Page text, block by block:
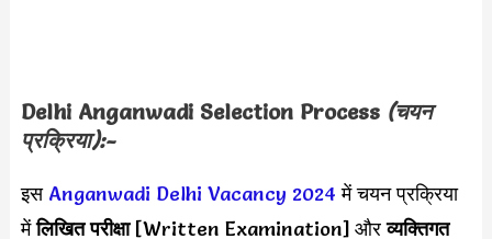
Delhi Anganwadi Selection Process (चयन
प्रक्रिया):-
इस Anganwadi Delhi Vacancy 2024 में चयन प्रक्रिया
मेंलिखित परीक्षा[Written Examination] औरव्यक्तिगत